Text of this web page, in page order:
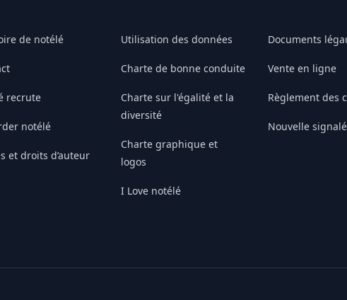
de notélé
recrute
notélé
et droits d’auteur
Utilisation des données
Charte de bonne conduite
Charte sur l'égalité et la
diversité
Charte graphique et
logos
I Love notélé
Documents
Vente en ligne
Règlement des
Nouvelle